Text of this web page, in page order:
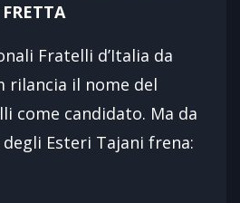
FRETTA
Fratelli d’Italia da
rilancia il nome del
come candidato. Ma da
Esteri Tajani frena: